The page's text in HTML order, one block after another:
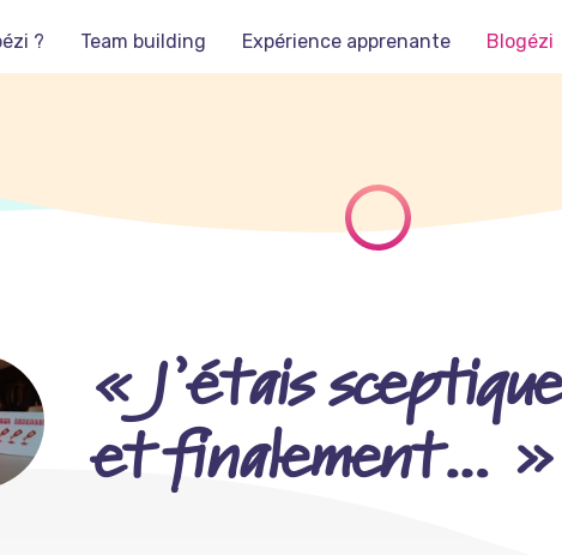
? Team building Expérience apprenante Blogézi
« J’étais
et finalement… »